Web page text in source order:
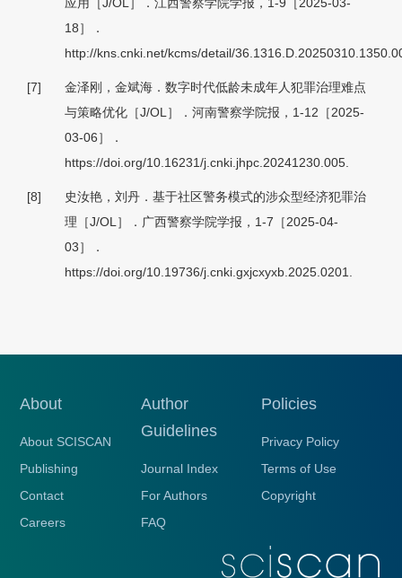
应用［J/OL］．江西警察学院学报，1-9［2025-03-
18］．
http://kns.cnki.net/kcms/detail/
[7]
金泽刚，金斌海．数字时代低龄未成年人犯罪治理难点
与策略优化［J/OL］．河南警察学院报，1-12［2025-
03-06］．
https://doi.org/10.16231/j.cnki.jhpc.20241230.005.
[8]
史汝艳，刘丹．基于社区警务模式的涉众型经济犯罪治
理［J/OL］．广西警察学院学报，1-7［2025-04-
03］．
https://doi.org/10.19736/j.cnki.gxjcxyxb.2025.0201.
About
About SCISCAN
Publishing
Contact
Careers
Author
Guidelines
Journal Index
For Authors
FAQ
Policies
Privacy Policy
Terms of Use
Copyright